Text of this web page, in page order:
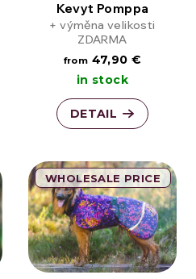
Kevyt Pomppa
+ výměna velikosti
ZDARMA
from 47,90 €
in stock
DETAIL
WHOLESALE PRICE